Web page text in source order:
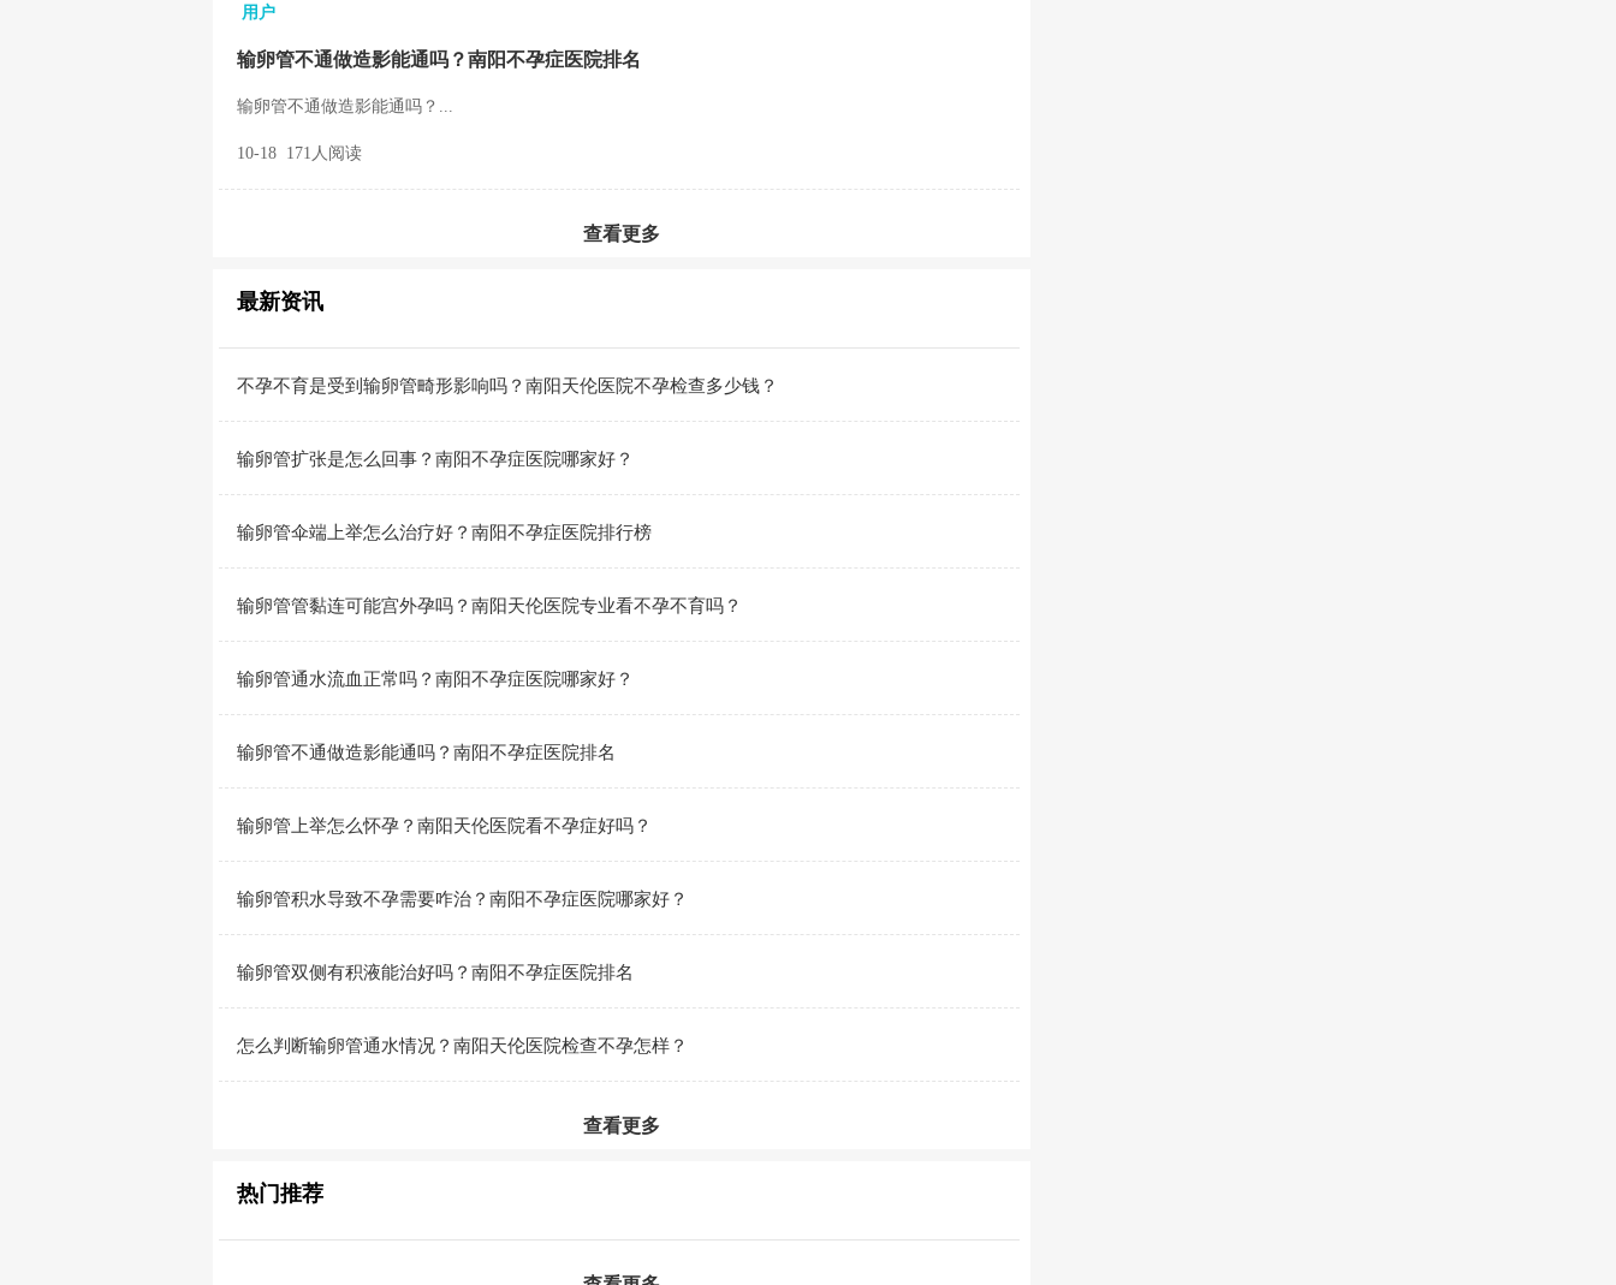
用户
输卵管不通做造影能通吗？南阳不孕症医院排名
输卵管不通做造影能通吗？...
10-18 171人阅读
查看更多
最新资讯
不孕不育是受到输卵管畸形影响吗？南阳天伦医院不孕检查多少钱？
输卵管扩张是怎么回事？南阳不孕症医院哪家好？
输卵管伞端上举怎么治疗好？南阳不孕症医院排行榜
输卵管管黏连可能宫外孕吗？南阳天伦医院专业看不孕不育吗？
输卵管通水流血正常吗？南阳不孕症医院哪家好？
输卵管不通做造影能通吗？南阳不孕症医院排名
输卵管上举怎么怀孕？南阳天伦医院看不孕症好吗？
输卵管积水导致不孕需要咋治？南阳不孕症医院哪家好？
输卵管双侧有积液能治好吗？南阳不孕症医院排名
怎么判断输卵管通水情况？南阳天伦医院检查不孕怎样？
查看更多
热门推荐